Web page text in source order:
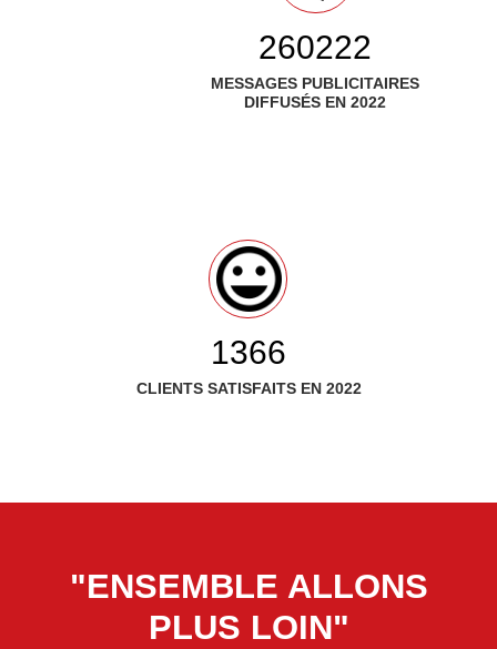
286296
MESSAGES PUBLICITAIRES
DIFFUSÉS EN 2022
1583
CLIENTS SATISFAITS EN 2022
"ENSEMBLE ALLONS
PLUS LOIN"